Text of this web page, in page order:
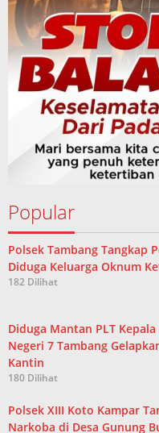
Popular
Polsek Tambang Tangkap
Diduga Keluarga Oknum
182 Dilihat
Diduga Mantan PLT Kepala
Negeri 7 Tambang
Kantin
180 Dilihat
Polsek XIII Koto Kampar
Narkoba di Desa Gunung